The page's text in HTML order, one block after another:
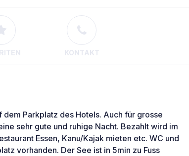
KONTAKT
Parkplatz des Hotels. Auch für grosse
sehr gute und ruhige Nacht. Bezahlt wird im
Essen, Kanu/Kajak mieten etc. WC und
vorhanden. Der See ist in 5min zu Fuss